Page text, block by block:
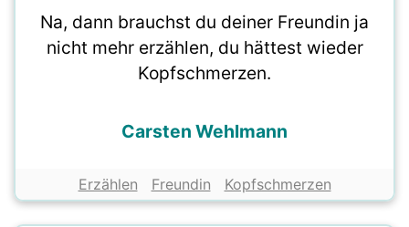
Na, dann brauchst du deiner Freundin ja
nicht mehr erzählen, du hättest wieder
Kopfschmerzen.
Carsten Wehlmann
Erzählen Freundin Kopfschmerzen